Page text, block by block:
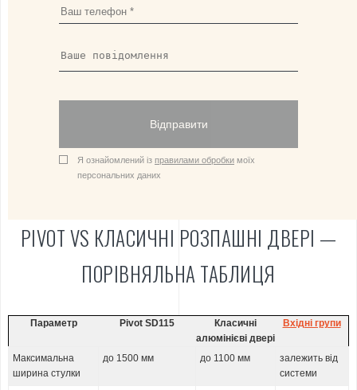
Відправити
Я ознайомлений із правилами обробки моїх
персональних даних
PIVOT VS КЛАСИЧНІ РОЗПАШНІ ДВЕРІ —
ПОРІВНЯЛЬНА ТАБЛИЦЯ
Параметр Pivot SD115
Класичні
алюмінієві двері
Вхідні групи
Максимальна
ширина стулки
до 1500 мм до 1100 мм
залежить від
системи